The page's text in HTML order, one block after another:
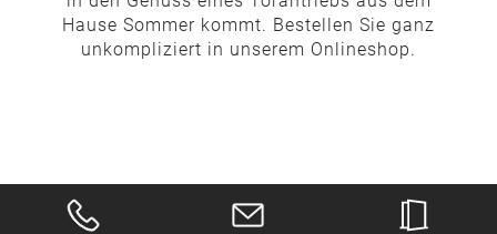
Hause Sommer kommt. Bestellen Sie ganz
unkompliziert in unserem Onlineshop.